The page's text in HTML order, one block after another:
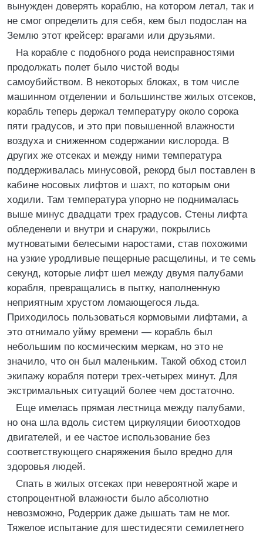
вынужден доверять кораблю, на котором летал, так и
не смог определить для себя, кем был подослан на
Землю этот крейсер: врагами или друзьями.
На корабле с подобного рода неисправностями
продолжать полет было чистой воды
самоубийством. В некоторых блоках, в том числе
машинном отделении и большинстве жилых отсеков,
корабль теперь держал температуру около сорока
пяти градусов, и это при повышенной влажности
воздуха и сниженном содержании кислорода. В
других же отсеках и между ними температура
поддерживалась минусовой, рекорд был поставлен в
кабине носовых лифтов и шахт, по которым они
ходили. Там температура упорно не поднималась
выше минус двадцати трех градусов. Стены лифта
обледенели и внутри и снаружи, покрылись
мутноватыми белесыми наростами, став похожими
на узкие уродливые пещерные расщелины, и те семь
секунд, которые лифт шел между двумя палубами
корабля, превращались в пытку, наполненную
неприятным хрустом ломающегося льда.
Приходилось пользоваться кормовыми лифтами, а
это отнимало уйму времени — корабль был
небольшим по космическим меркам, но это не
значило, что он был маленьким. Такой обход стоил
экипажу корабля потери трех-четырех минут. Для
экстримальных ситуаций более чем достаточно.
Еще имелась прямая лестница между палубами,
но она шла вдоль систем циркуляции биоотходов
двигателей, и ее частое использование без
соответствующего снаряжения было вредно для
здоровья людей.
Спать в жилых отсеках при невероятной жаре и
стопроцентной влажности было абсолютно
невозможно, Родеррик даже дышать там не мог.
Тяжелое испытание для шестидесяти семилетнего